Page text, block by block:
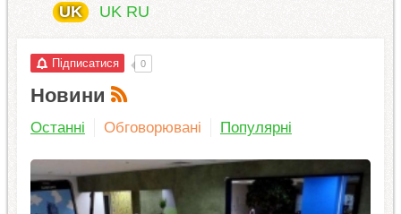
UK UK RU
Підписатися 0
Новини
Останні Обговорювані Популярні